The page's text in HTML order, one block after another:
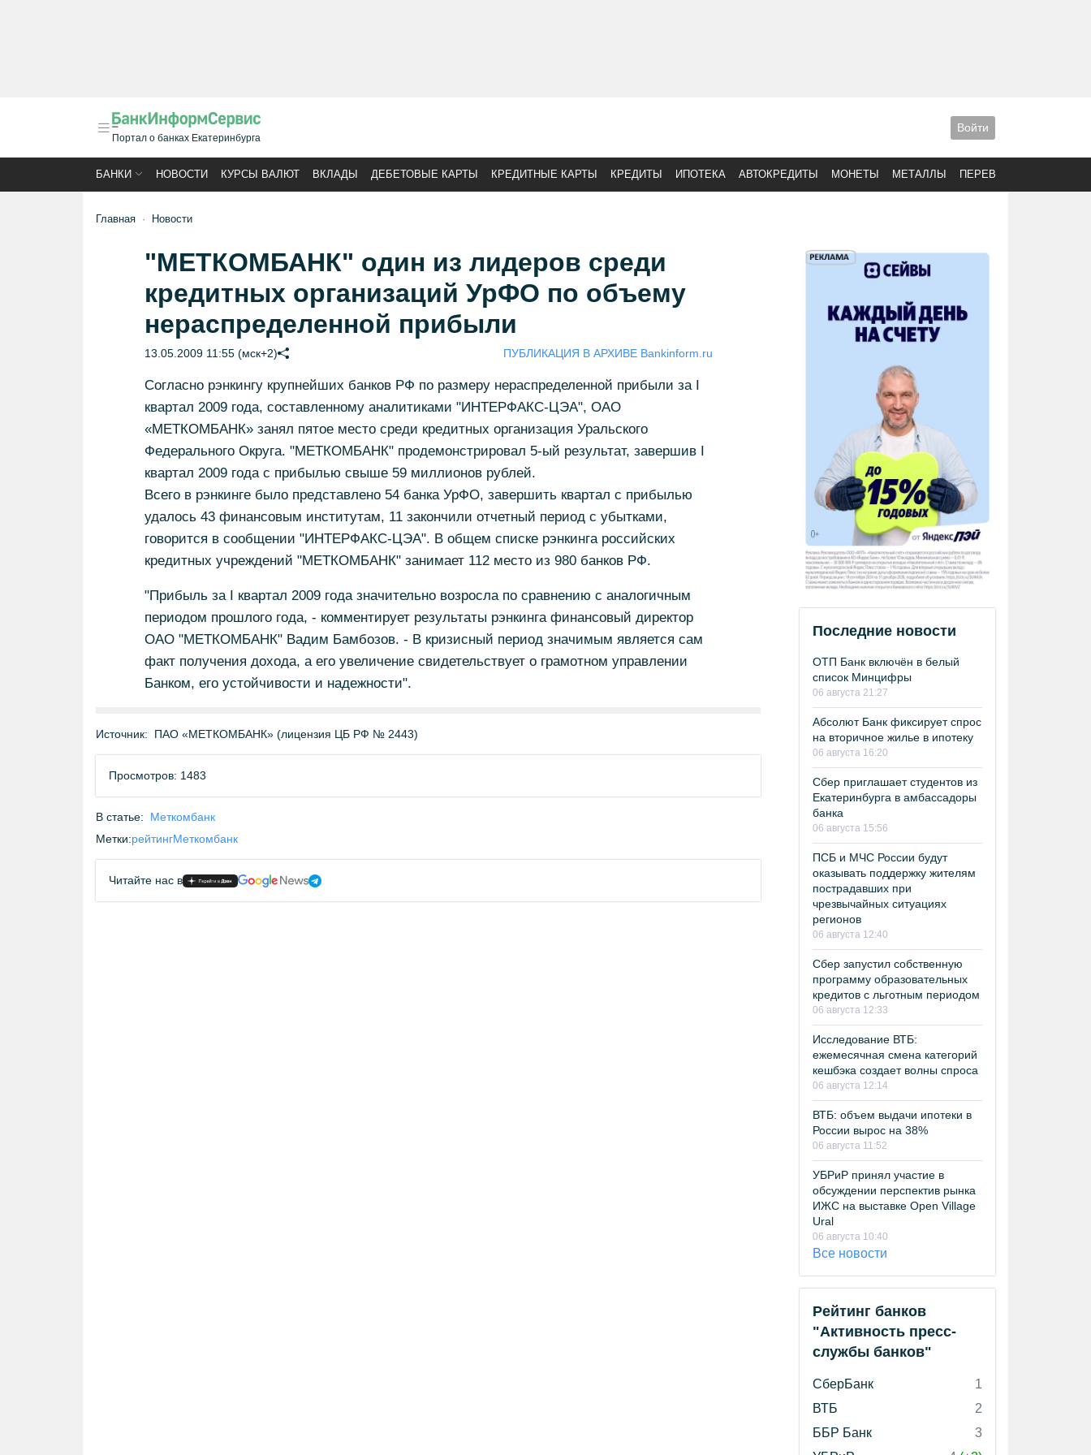
Портал о банках Екатеринбурга
Войти
БАНКИ НОВОСТИ КУРСЫ ВАЛЮТ ВКЛАДЫ ДЕБЕТОВЫЕ КАРТЫ КРЕДИТНЫЕ КАРТЫ КРЕДИТЫ ИПОТЕКА АВТОКРЕДИТЫ МОНЕТЫ МЕТАЛЛЫ ПЕРЕВОДЫ
Главная Новости
"МЕТКОМБАНК" один из лидеров среди
кредитных организаций УрФО по объему
нераспределенной прибыли
13.05.2009 11:55 (мск+2) ПУБЛИКАЦИЯ В АРХИВЕ Bankinform.ru
Согласно рэнкингу крупнейших банков РФ по размеру нераспределенной прибыли за I
квартал 2009 года, составленному аналитиками "ИНТЕРФАКС-ЦЭА", ОАО
«МЕТКОМБАНК» занял пятое место среди кредитных организация Уральского
Федерального Округа. "МЕТКОМБАНК" продемонстрировал 5-ый результат, завершив I
квартал 2009 года с прибылью свыше 59 миллионов рублей.
Всего в рэнкинге было представлено 54 банка УрФО, завершить квартал с прибылью
удалось 43 финансовым институтам, 11 закончили отчетный период с убытками,
говорится в сообщении "ИНТЕРФАКС-ЦЭА". В общем списке рэнкинга российских
кредитных учреждений "МЕТКОМБАНК" занимает 112 место из 980 банков РФ.
"Прибыль за I квартал 2009 года значительно возросла по сравнению с аналогичным
периодом прошлого года, - комментирует результаты рэнкинга финансовый директор
ОАО "МЕТКОМБАНК" Вадим Бамбозов. - В кризисный период значимым является сам
факт получения дохода, а его увеличение свидетельствует о грамотном управлении
Банком, его устойчивости и надежности".
Источник: ПАО «МЕТКОМБАНК» (лицензия ЦБ РФ № 2443)
Просмотров: 1483
В статье:
Меткомбанк
Метки:рейтингМеткомбанк
Читайте нас в
Последние новости
ОТП Банк включён в белый
список Минцифры
06 августа 21:27
Абсолют Банк фиксирует спрос
на вторичное жилье в ипотеку
06 августа 16:20
Сбер приглашает студентов из
Екатеринбурга в амбассадоры
банка
06 августа 15:56
ПСБ и МЧС России будут
оказывать поддержку жителям
пострадавших при
чрезвычайных ситуациях
регионов
06 августа 12:40
Сбер запустил собственную
программу образовательных
кредитов с льготным периодом
06 августа 12:33
Исследование ВТБ:
ежемесячная смена категорий
кешбэка создает волны спроса
06 августа 12:14
ВТБ: объем выдачи ипотеки в
России вырос на 38%
06 августа 11:52
УБРиР принял участие в
обсуждении перспектив рынка
ИЖС на выставке Open Village
Ural
06 августа 10:40
Все новости
Рейтинг банков
"Активность пресс-
службы банков"
СберБанк
1
ВТБ
2
ББР Банк
3